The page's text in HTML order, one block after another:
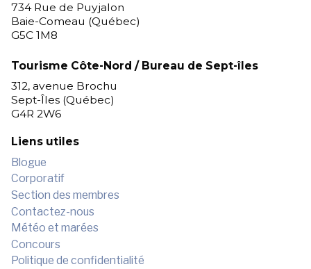
734 Rue de Puyjalon
Baie-Comeau (Québec)
G5C 1M8
Tourisme Côte-Nord / Bureau de Sept-îles
312, avenue Brochu
Sept-Îles (Québec)
G4R 2W6
Liens utiles
Blogue
Corporatif
Section des membres
Contactez-nous
Météo et marées
Concours
Politique de confidentialité